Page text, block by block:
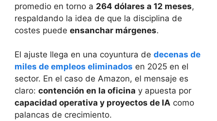
promedio en torno a 264 dólares a 12 meses,
respaldando la idea de que la disciplina de
costes puede ensanchar márgenes.
El ajuste llega en una coyuntura de decenas de
miles de empleos eliminados en 2025 en el
sector. En el caso de Amazon, el mensaje es
claro: contención en la oficina y apuesta por
capacidad operativa y proyectos de IA como
palancas de crecimiento.